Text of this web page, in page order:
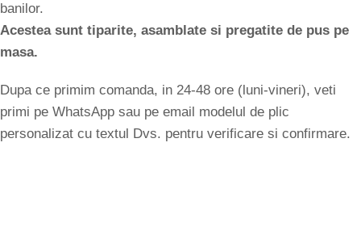
banilor.
Acestea sunt tiparite, asamblate si pregatite de pus pe
masa.
Dupa ce primim comanda, in 24-48 ore (luni-vineri), veti
primi pe WhatsApp sau pe email modelul de plic
personalizat cu textul Dvs. pentru verificare si confirmare.